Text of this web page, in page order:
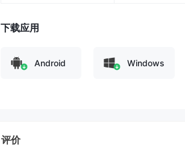
下载应用
Android Windows
评价